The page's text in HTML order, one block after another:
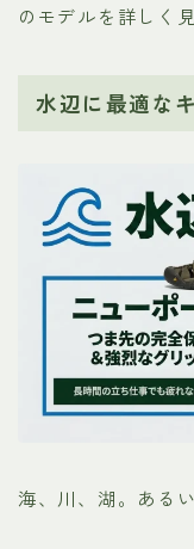
のモデルを詳しく
水辺に最適な
海、川、湖。ある